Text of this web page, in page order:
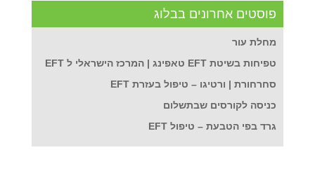
פוסטים אחרונים בבלוג
מחלת עור
טפיחות בשיטת EFT טאפינג | המרכז הישראלי ל EFT
סחרחורת | ורטיגו – טיפול בעזרת EFT
כניסה לקורסים שבתשלום
גרד בפי הטבעת – טיפול EFT